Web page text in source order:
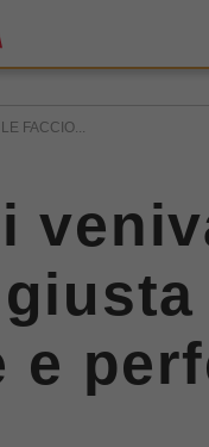
FACCIO...
e